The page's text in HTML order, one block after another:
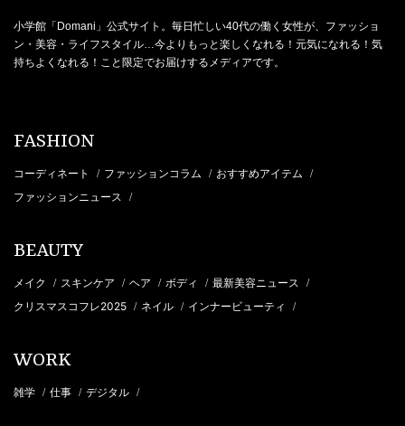
小学館「Domani」公式サイト。毎日忙しい40代の働く女性が、ファッショ
ン・美容・ライフスタイル…今よりもっと楽しくなれる！元気になれる！気
持ちよくなれる！こと限定でお届けするメディアです。
FASHION
コーディネート / ファッションコラム / おすすめアイテム /
ファッションニュース /
BEAUTY
メイク / スキンケア / ヘア / ボディ / 最新美容ニュース /
クリスマスコフレ2025 / ネイル / インナービューティ /
WORK
雑学 / 仕事 / デジタル /